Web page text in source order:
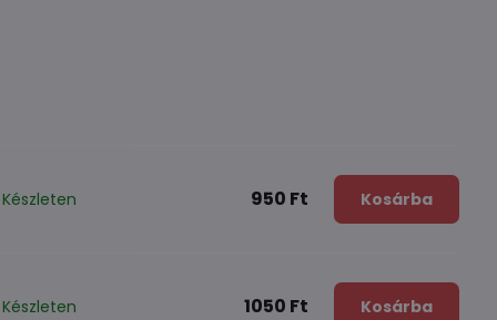
Készleten 950 Ft Kosárba
Készleten 1050 Ft Kosárba